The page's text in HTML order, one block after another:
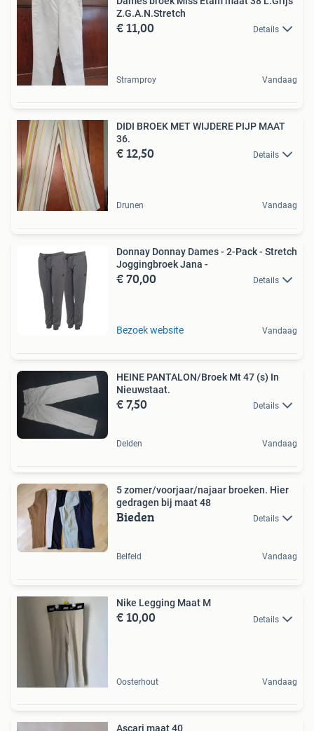
Z.G.A.N.Stretch
€ 11,00 Details
Stramproy Vandaag
DIDI BROEK MET WIJDERE PIJP MAAT
36.
€ 12,50 Details
Drunen Vandaag
Donnay Donnay Dames - 2-Pack - Stretch
Joggingbroek Jana -
€ 70,00 Details
Bezoek website Vandaag
HEINE PANTALON/Broek Mt 47 (s) In
Nieuwstaat.
€ 7,50 Details
Delden Vandaag
5 zomer/voorjaar/najaar broeken. Hier
gedragen bij maat 48
Bieden Details
Belfeld Vandaag
Nike Legging Maat M
€ 10,00 Details
Oosterhout Vandaag
Ascari maat 40